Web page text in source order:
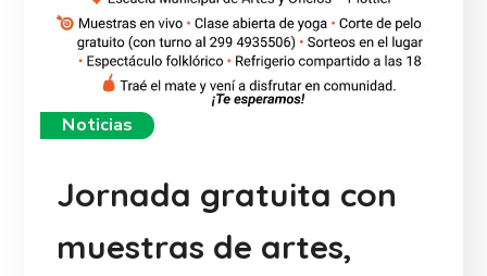
Noticias
Jornada gratuita con
muestras de artes,